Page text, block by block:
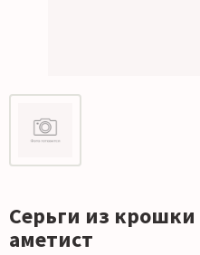
Серьги из
аметист